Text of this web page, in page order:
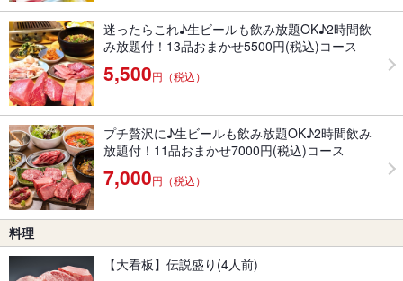
迷ったらこれ♪生ビールも飲み放題OK♪2時間飲
み放題付！13品おまかせ5500円(税込)コース
5,500円（税込）
プチ贅沢に♪生ビールも飲み放題OK♪2時間飲み
放題付！11品おまかせ7000円(税込)コース
7,000円（税込）
料理
【大看板】伝説盛り(4人前)